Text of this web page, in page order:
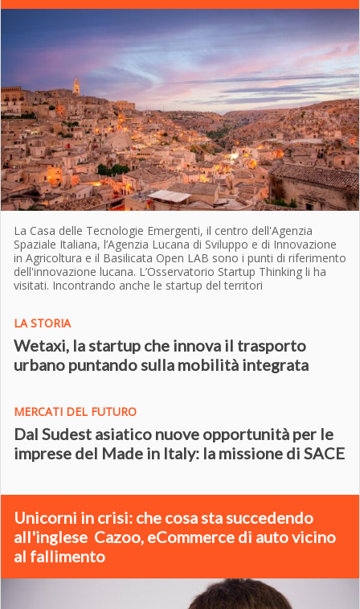
La Casa delle Tecnologie Emergenti, il centro dell'Agenzia
Spaziale Italiana, l’Agenzia Lucana di Sviluppo e di Innovazione
in Agricoltura e il Basilicata Open LAB sono i punti di riferimento
dell'innovazione lucana. L’Osservatorio Startup Thinking li ha
visitati. Incontrando anche le startup del territori
LA STORIA
Wetaxi, la startup che innova il trasporto
urbano puntando sulla mobilità integrata
MERCATI DEL FUTURO
Dal Sudest asiatico nuove opportunità per le
imprese del Made in Italy: la missione di SACE
Unicorni in crisi: che cosa sta succedendo
all'inglese Cazoo, eCommerce di auto vicino
al fallimento